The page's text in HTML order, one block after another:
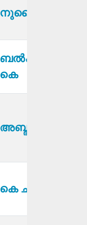
ബല്‍ക്കീസ് കെ
കെ
കെ ചന്ദ്രൻ